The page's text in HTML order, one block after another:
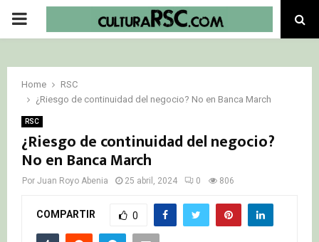
PRIMARY
Home
RSC
¿Riesgo de continuidad del negocio? No en Banca March
RSC
¿Riesgo de continuidad del negocio?
No en Banca March
Por Juan Royo Abenia 25 abril, 2024 0 806
COMPARTIR 0